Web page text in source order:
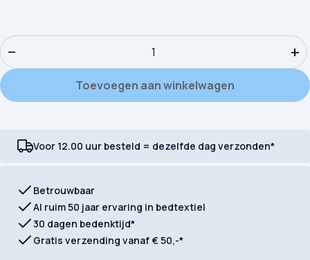
Kinderdekbedovertrek ZouZou Luna aantal
− +
Toevoegen aan winkelwagen
Voor 12.00 uur besteld = dezelfde dag verzonden*
Betrouwbaar
Al ruim 50 jaar ervaring in bedtextiel
30 dagen bedenktijd*
Gratis verzending vanaf € 50,-*